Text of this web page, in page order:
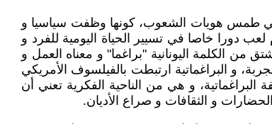
في طمس هويات الشعوب، كونها وظفت سياسيا و
دورا خاصا في تسيير الحياة اليومية للفرد و
من الكلمة اليونانية "براغما" و معناه العمل و
و البراغماتية ارتبطت بالفيلسوف الأمريكي
و وضع فيه أسس فلسفة البراغماتية، و هي من الناحية الفكرية تعني أن
و الثقافات و صراع الأديان.